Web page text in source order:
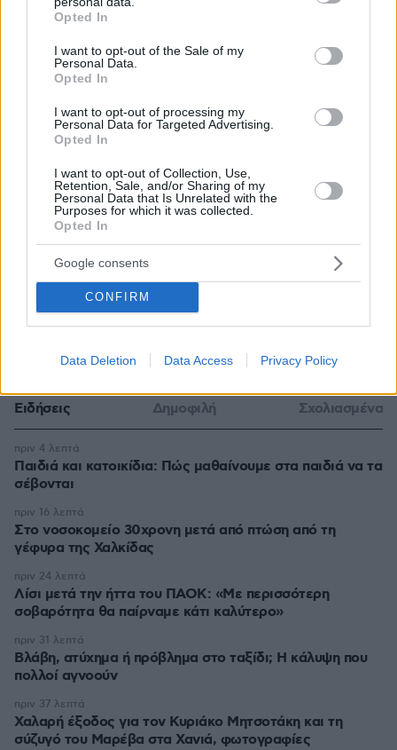
grant or deny consent to Google and its third-party tags to
use your data for below specified purposes in below Google
consent section.
Opted In
I want to opt-out of the Sale of my
Personal Data.
Opted In
I want to opt-out of processing my
Personal Data for Targeted Advertising.
Opted In
I want to opt-out of Collection, Use,
Retention, Sale, and/or Sharing of my
Personal Data that Is Unrelated with the
Purposes for which it was collected.
Opted In
Google consents
CONFIRM
Data Deletion Data Access Privacy Policy
Το DEI College παρουσιάζει τη Sophia. Την πρώτη 24/7
βοηθό AI που αλλάζει τον τρόπο με τον οποίο μαθαίνουν οι
φοιτητές
30.07.2026, 09:33
Η Smart φοιτητική κατοικία στην καρδιά της Αθήνας
03.08.2026, 10:56
Διασκεδάζουμε υπεύθυνα, επιστρέφουμε με ασφάλεια
29.07.2026, 09:39
ΡΟΗ ΕΙΔΗΣΕΩΝ
Ειδήσεις Δημοφιλή Σχολιασμένα
Παιδιά και κατοικίδια: Πώς μαθαίνουμε στα παιδιά να τα
σέβονται
πριν 4 λεπτά
Στο νοσοκομείο 30χρονη μετά από πτώση από τη
γέφυρα της Χαλκίδας
πριν 16 λεπτά
Λίσι μετά την ήττα του ΠΑΟΚ: «Με περισσότερη
σοβαρότητα θα παίρναμε κάτι καλύτερο»
πριν 24 λεπτά
Βλάβη, ατύχημα ή πρόβλημα στο ταξίδι; Η κάλυψη που
πολλοί αγνοούν
πριν 31 λεπτά
Χαλαρή έξοδος για τον Κυριάκο Μητσοτάκη και τη
σύζυγό του Μαρέβα στα Χανιά, φωτογραφίες
πριν 37 λεπτά